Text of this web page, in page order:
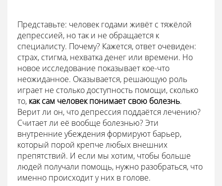
Представьте: человек годами живёт с тяжёлой
депрессией, но так и не обращается к
специалисту. Почему? Кажется, ответ очевиден:
страх, стигма, нехватка денег или времени. Но
новое исследование показывает кое-что
неожиданное. Оказывается, решающую роль
играет не столько доступность помощи, сколько
то, как сам человек понимает свою болезнь.
Верит ли он, что депрессия поддаётся лечению?
Считает ли её вообще болезнью? Эти
внутренние убеждения формируют барьер,
который порой крепче любых внешних
препятствий. И если мы хотим, чтобы больше
людей получали помощь, нужно разобраться, что
именно происходит у них в голове.